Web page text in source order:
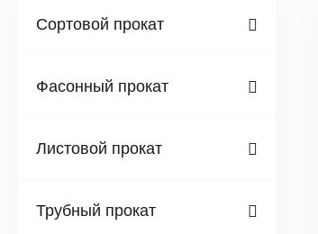
Сортовой прокат
Фасонный прокат
Листовой прокат
Трубный прокат